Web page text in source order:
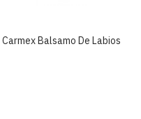
Carmex Balsamo De Labios